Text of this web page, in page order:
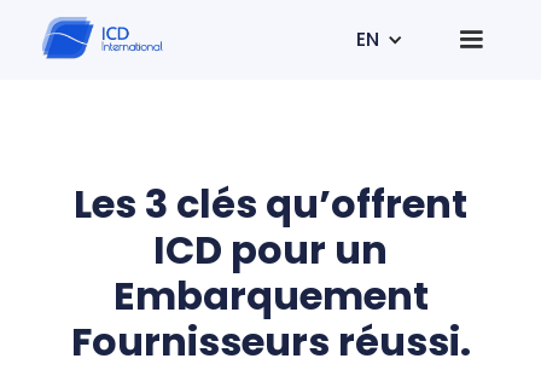
EN
Les 3 clés qu’offrent
ICD pour un
Embarquement
Fournisseurs réussi.